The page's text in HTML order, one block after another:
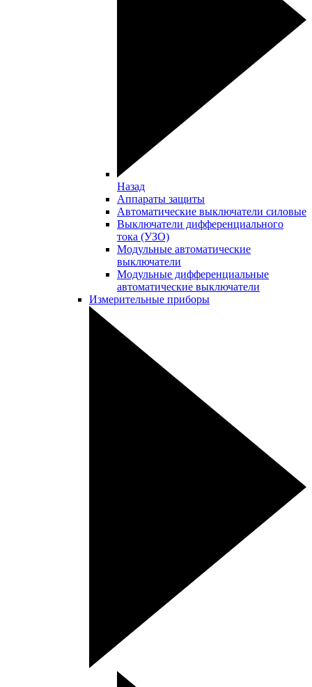
Назад
Аппараты защиты
Автоматические выключатели силовые
Выключатели дифференциального
тока (УЗО)
Модульные автоматические
выключатели
Модульные дифференциальные
автоматические выключатели
Измерительные приборы